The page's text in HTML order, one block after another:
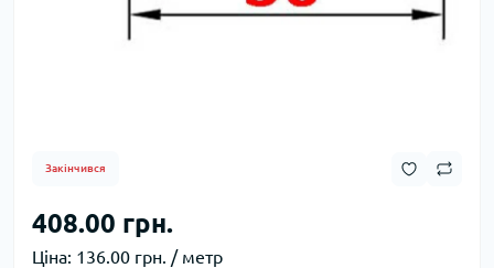
Закінчився
408.00 грн.
Ціна: 136.00 грн. / метр